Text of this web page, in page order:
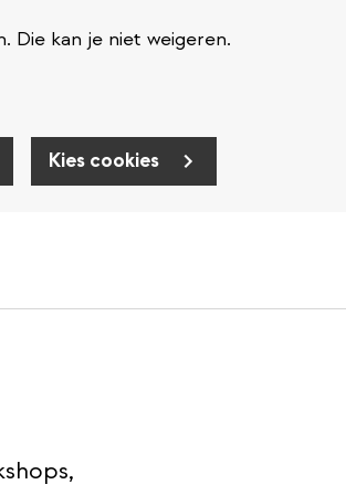
Die kan je niet weigeren.
Kies cookies